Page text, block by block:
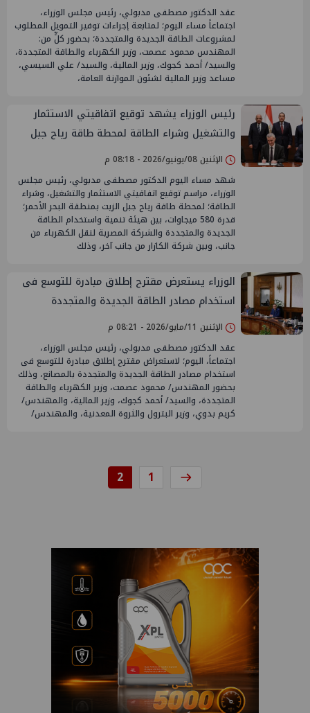
عقد الدكتور مصطفى مدبولي، رئيس مجلس الوزراء،
اجتماعاً مساء اليوم؛ لمتابعة إجراءات توفير التمويل المطلوب
لمشروعات الطاقة الجديدة والمتجددة؛ بحضور كلٍّ من:
المهندس محمود عصمت، وزير الكهرباء والطاقة المتجددة،
والسيد/ أحمد كجوك، وزير المالية، والسيد/ علي السيسي،
مساعد وزير المالية لشئون الموازنة العامة،
رئيس الوزراء يشهد توقيع اتفاقيتي الاستثمار
والتشغيل وشراء الطاقة لمحطة طاقة رياح جبل
مليون دولار
الإثنين 08/يونيو/2026 - 08:18 م
شهد مساء اليوم الدكتور مصطفى مدبولي، رئيس مجلس
الوزراء، مراسم توقيع اتفاقيتي الاستثمار والتشغيل، وشراء
الطاقة؛ لمحطة طاقة رياح جبل الزيت بمنطقة البحر الأحمر؛
قدرة 580 ميجاوات، بين هيئة تنمية واستخدام الطاقة
الجديدة والمتجددة والشركة المصرية لنقل الكهرباء من
جانب، وبين شركة الكازار من جانب آخر، وذلك
الوزراء يستعرض مقترح إطلاق مبادرة للتوسع فى
استخدام مصادر الطاقة الجديدة والمتجددة
بالمصانع
الإثنين 11/مايو/2026 - 08:21 م
عقد الدكتور مصطفى مدبولي، رئيس مجلس الوزراء،
اجتماعاً، اليوم؛ لاستعراض مقترح إطلاق مبادرة للتوسع فى
استخدام مصادر الطاقة الجديدة والمتجددة بالمصانع، وذلك
بحضور المهندس/ محمود عصمت، وزير الكهرباء والطاقة
المتجددة، والسيد/ أحمد كجوك، وزير المالية، والمهندس/
كريم بدوي، وزير البترول والثروة المعدنية، والمهندس/
1
2